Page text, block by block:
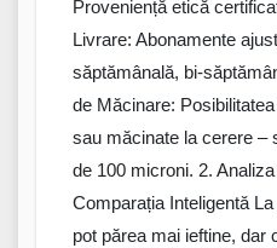
Proveniență etică
Livrare: Abonamente
săptămânală, bi-
de Măcinare:
sau măcinate la cerere –
de 100 microni. 2.
Comparația Inteligentă
pot părea mai ieftine, dar